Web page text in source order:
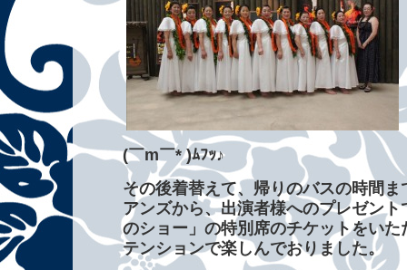
(￣m￣* )ﾑﾌｯ♪
その後着替えて、帰りのバスの時間
アンズから、出演者様へのプレゼン
のショー」の特別席のチケットをい
テンションで楽しんでおりました。